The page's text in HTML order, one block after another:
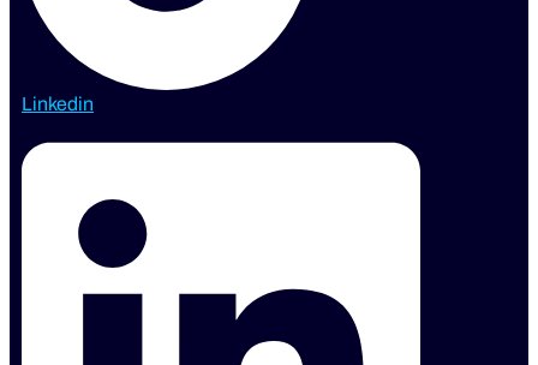
Linkedin